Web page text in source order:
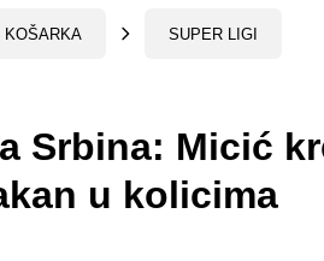
KOŠARKA SUPER LIGI
Srbina: Micić
u kolicima